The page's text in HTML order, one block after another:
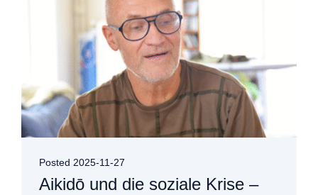
Posted 2025-11-27
Aikidō und die soziale Krise –